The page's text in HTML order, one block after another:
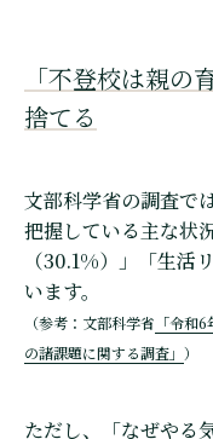
「不登校は親の
捨てる
文部科学省の調査で
把握している主な状
（30.1%）」「生活
います。
（参考：文部科学省 「令和
の諸課題に関する調査」 ）
ただし、「なぜやる